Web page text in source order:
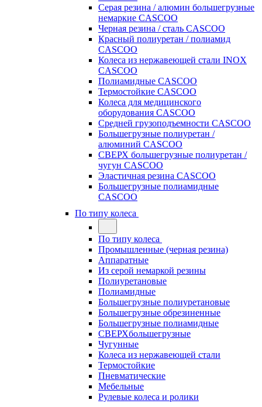
Серая резина / алюмин большегрузные
немаркие CASCOO
Черная резина / сталь CASCOO
Красный полиуретан / полиамид
CASCOO
Колеса из нержавеющей стали INOX
CASCOO
Полиамидные CASCOO
Термостойкие CASCOO
Колеса для медицинского
оборудования CASCOO
Средней грузоподъемности CASCOO
Большегрузные полиуретан /
алюминий CASCOO
СВЕРХ большегрузные полиуретан /
чугун CASCOO
Эластичная резина CASCOO
Большегрузные полиамидные
CASCOO
По типу колеса
По типу колеса
Промышленные (черная резина)
Аппаратные
Из серой немаркой резины
Полиуретановые
Полиамидные
Большегрузные полиуретановые
Большегрузные обрезиненные
Большегрузные полиамидные
СВЕРХбольшегрузные
Чугунные
Колеса из нержавеющей стали
Термостойкие
Пневматические
Мебельные
Рулевые колеса и ролики